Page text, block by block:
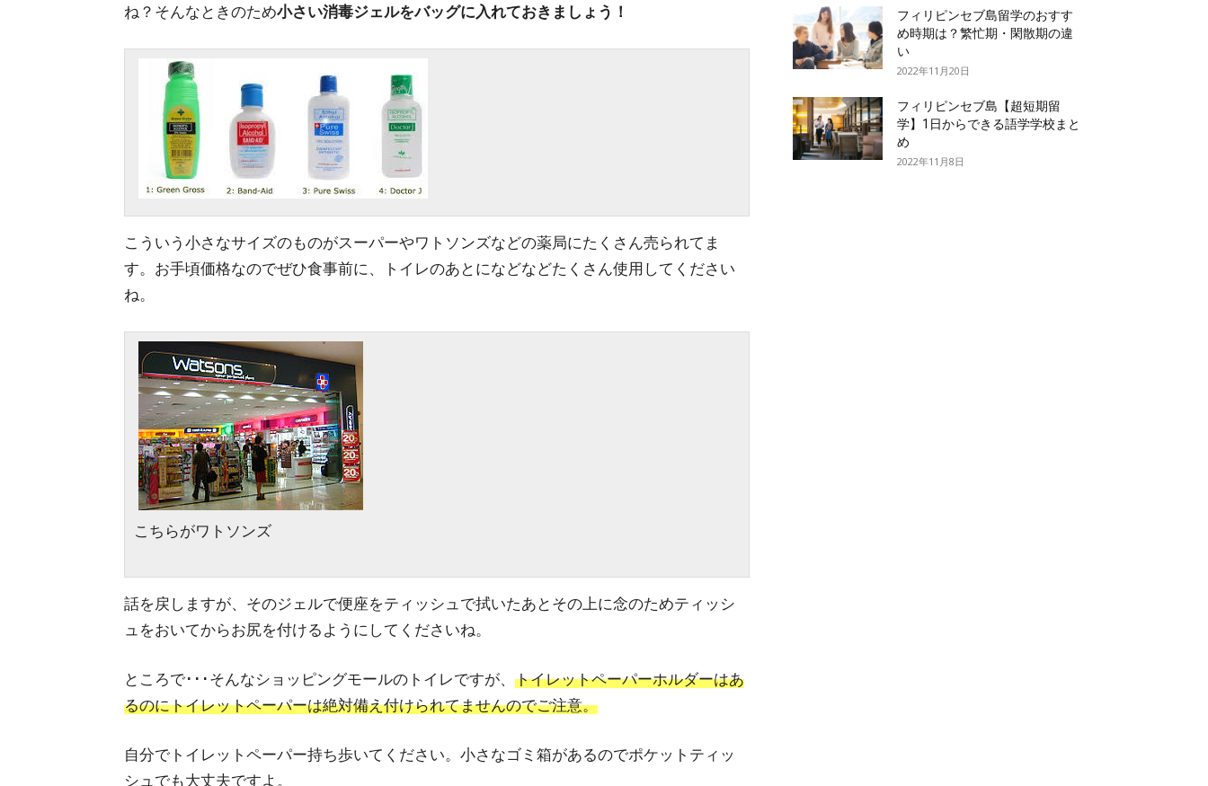
ね？そんなときのため小さい消毒ジェルをバッグに入れておきましょう！
こういう小さなサイズのものがスーパーやワトソンズなどの薬局にたくさん売られてま
す。お手頃価格なのでぜひ食事前に、トイレのあとになどなどたくさん使用してください
ね。
こちらがワトソンズ
話を戻しますが、そのジェルで便座をティッシュで拭いたあとその上に念のためティッシ
ュをおいてからお尻を付けるようにしてくださいね。
ところで･･･そんなショッピングモールのトイレですが、 トイレットペーパーホルダーはあ
るのにトイレットペーパーは絶対備え付けられてませんのでご注意。
自分でトイレットペーパー持ち歩いてください。小さなゴミ箱があるのでポケットティッ
シュでも大丈夫ですよ。
フィリピンセブ島留学のおすす
め時期は？繁忙期・閑散期の違
い
2022年11月20日
フィリピンセブ島【超短期留
学】1日からできる語学学校まと
め
2022年11月8日